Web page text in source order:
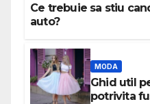
Ce trebuie sa stiu
auto?
MODA
Ghid util
potrivita